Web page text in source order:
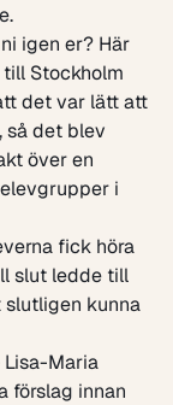
igen er? Här
Stockholm
det var lätt att
så det blev
över en
i
fick höra
slut ledde till
kunna
Maria
förslag innan